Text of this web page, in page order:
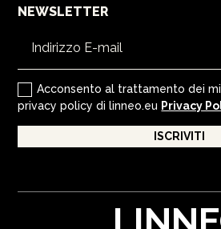
NEWSLETTER
Acconsento al trattamento dei
privacy policy di linneo.eu Privacy
ISCRIVITI